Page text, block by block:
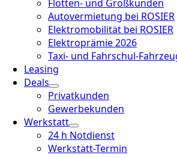
Flotten- und Großkunden
Autovermietung bei ROSIER
Elektromobilität bei ROSIER
Elektroprämie 2026
Taxi- und Fahrschul-
Leasing
Deals
Privatkunden
Gewerbekunden
Werkstatt
24 h Notdienst
Werkstatt-Termin